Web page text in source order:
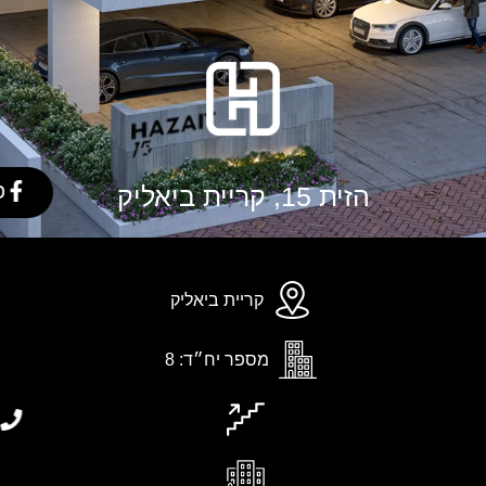
הזית 15, קריית ביאליק
קריית ביאליק
מספר יח״ד: 8